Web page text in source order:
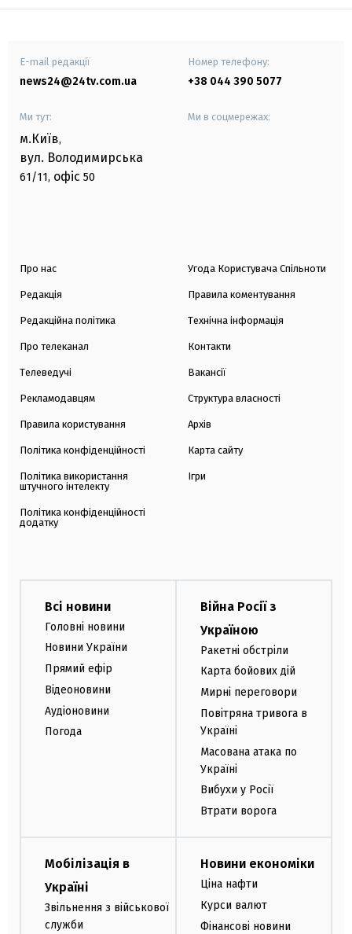
E-mail редакції
news24@24tv.com.ua
Номер телефону:
+38 044 390 5077
Ми тут:
м.Київ,
вул. Володимирська
61/11, офіс 50
Ми в соцмережах:
Про нас
Редакція
Редакційна політика
Про телеканал
Телеведучі
Рекламодавцям
Правила користування
Політика конфіденційності
Політика використання
штучного інтелекту
Політика конфіденційності
додатку
Угода Користувача Спільноти
Правила коментування
Технічна інформація
Контакти
Вакансії
Структура власності
Архів
Карта сайту
Ігри
Всі новини
Головні новини
Новини України
Прямий ефір
Відеоновини
Аудіоновини
Погода
Війна Росії з
Україною
Ракетні обстріли
Карта бойових дій
Мирні переговори
Повітряна тривога в
Україні
Масована атака по
Україні
Вибухи у Росії
Втрати ворога
Мобілізація в
Україні
Звільнення з військової
служби
Новини економіки
Ціна нафти
Курси валют
Фінансові новини